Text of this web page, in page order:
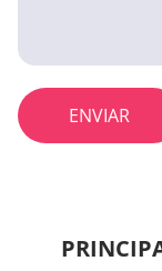
ENVIAR